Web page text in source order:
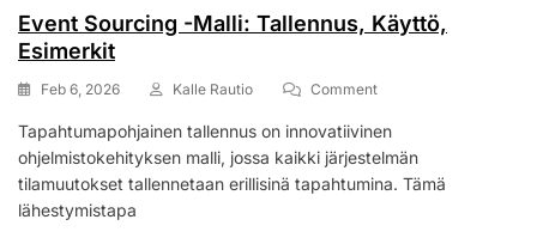
Event Sourcing -Malli: Tallennus, Käyttö,
Esimerkit
Feb 6, 2026 Kalle Rautio CommentOn
Sourcing
-
Malli:
Tapahtumapohjainen tallennus on innovatiivinen
ohjelmistokehityksen malli, jossa kaikki järjestelmän
tilamuutokset tallennetaan erillisinä tapahtumina. Tämä
lähestymistapa